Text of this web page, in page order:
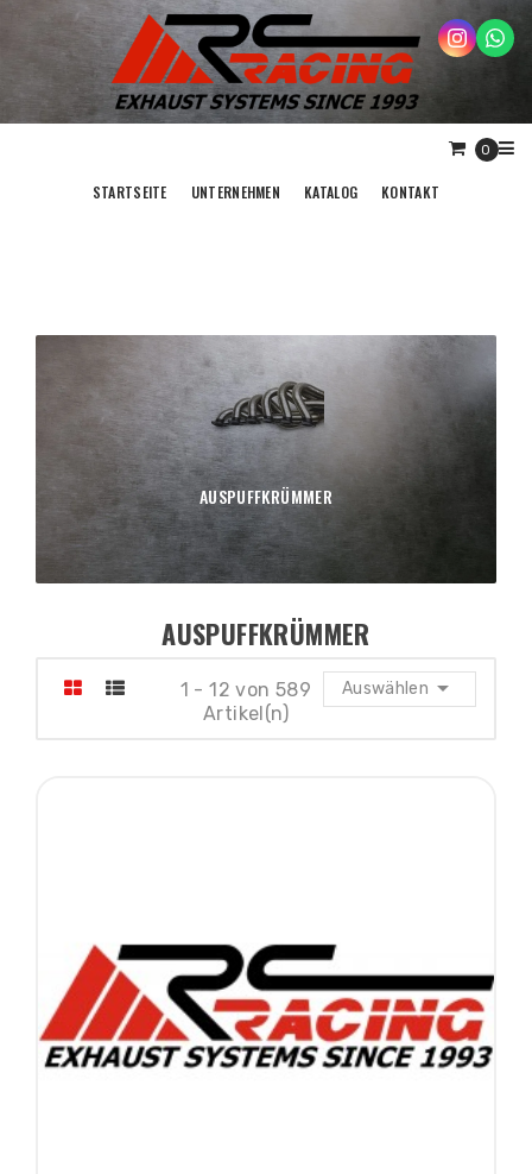
0
STARTSEITE UNTERNEHMEN KATALOG KONTAKT
AUSPUFFKRÜMMER
AUSPUFFKRÜMMER
Auswählen 
1 - 12 von 589
Artikel(n)